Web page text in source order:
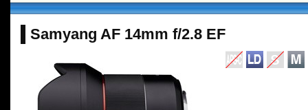
Samyang AF 14mm f/2.8 EF